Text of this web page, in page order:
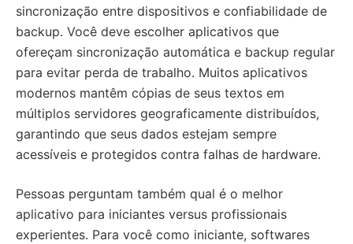
sincronização entre dispositivos e confiabilidade de
backup. Você deve escolher aplicativos que
ofereçam sincronização automática e backup regular
para evitar perda de trabalho. Muitos aplicativos
modernos mantêm cópias de seus textos em
múltiplos servidores geograficamente distribuídos,
garantindo que seus dados estejam sempre
acessíveis e protegidos contra falhas de hardware.
Pessoas perguntam também qual é o melhor
aplicativo para iniciantes versus profissionais
experientes. Para você como iniciante, softwares